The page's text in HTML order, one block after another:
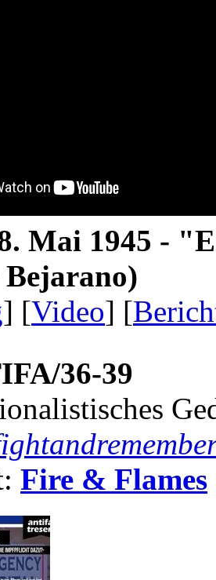
Mai 1945 -
] [Video] [
36-39
Fire & Flames